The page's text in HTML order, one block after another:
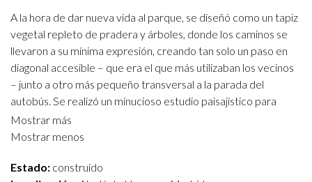
A la hora de dar nueva vida al parque, se diseñó como un tapiz
vegetal repleto de pradera y árboles, donde los caminos se
llevaron a su mínima expresión, creando tan solo un paso en
diagonal accesible – que era el que más utilizaban los vecinos
– junto a otro más pequeño transversal a la parada del
autobús. Se realizó un minucioso estudio paisajístico para
favorecer la biodiversidad del parque, ampliando los
parterres, la vegetación e introduciendo nuevas especies
incrementado las superficies verdes en 4.896 m2 y reducido
Mostrar más
Mostrar menos
Estado: construido